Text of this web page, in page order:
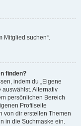
Mitglied suchen“.
finden?
indem du „Eigene
auswählst. Alternativ
persönlichen Bereich
Profilseite
von dir erstellen Themen
in die Suchmaske ein.